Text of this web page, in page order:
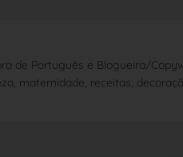
de Português e Blogueira/
maternidade, receitas,